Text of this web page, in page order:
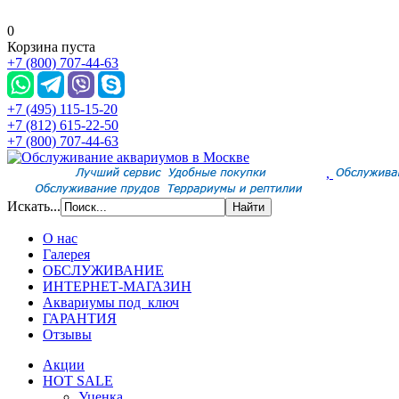
0
Корзина пуста
+7 (800) 707-44-63
+7 (495) 115-15-20
+7 (812) 615-22-50
+7 (800) 707-44-63
,
Искать...
О нас
Галерея
ОБСЛУЖИВАНИЕ
ИНТЕРНЕТ-МАГАЗИН
Аквариумы под ключ
ГАРАНТИЯ
Отзывы
Акции
HOT SALE